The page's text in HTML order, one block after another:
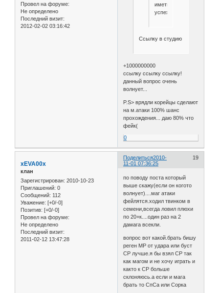
Провел на форуме:
Не определено
Последний визит:
2012-02-02 03:16:42
иметь
успех!
Ссылку в студию
+1000000000
ссылку ссылку ссылку!
данный вопрос очень
волнует...
P.S> врядли корейцы сделают
на м.атаки 100% шанс
прохождения... даю 80% что
фейк(
0
Поделиться 19
2010-
11-01 07:36:25
xEVA00x
клан
Зарегистрирован: 2010-10-23
Приглашений: 0
Сообщений: 112
Уважение: [+0/-0]
Позитив: [+0/-0]
Провел на форуме:
Не определено
Последний визит:
2011-02-12 13:47:28
по поводу поста который
выше скажу(если он когото
волнует)....маг атаки
фейлятся.ходил твинком в
семени,всегда ловил плюхи
по 20+к....один раз на 2
дамага всекли.
вопрос вот какой.брать бишу
реген МР от удара или буст
СР лучше.я бы взял СР так
как магом и не хочу играть и
както к СР больше
склоняюсь.а если и мага
брать то СпСа или Сорка